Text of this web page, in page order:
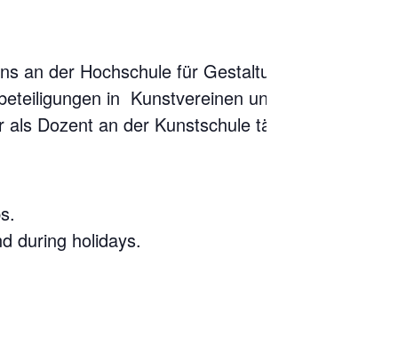
an der Hochschule für Gestaltung
in Kunstvereinen und
Dozent an der Kunstschule tätig.
during holidays.